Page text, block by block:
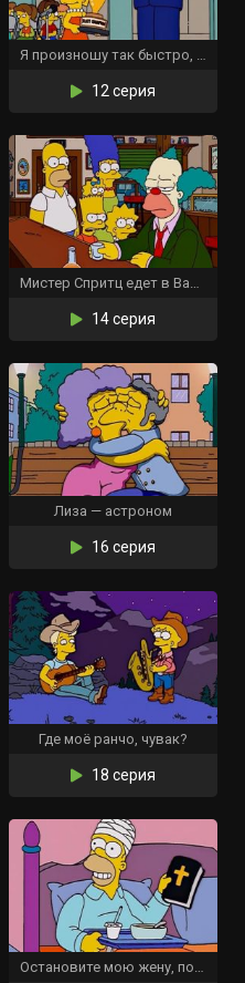
Я произношу так быстро, как могу
12 серия
Мистер Спритц едет в Вашингтон
14 серия
Лиза — астроном
16 серия
Где моё ранчо, чувак?
18 серия
Остановите мою жену, пожалуйста